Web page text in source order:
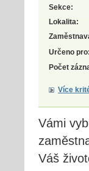
Sekce:
Lokalita:
Určeno pro:
Počet
Více
Vámi
Váš